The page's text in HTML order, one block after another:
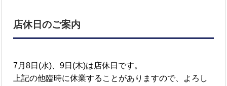
店休日のご案内
7月8日(水)、9日(木)は店休日です。
上記の他臨時に休業することがありますので、よろし